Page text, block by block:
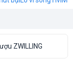
ZWILLING